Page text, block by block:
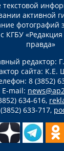
текстовой
активной
фотографий
КГБУ
правда»
редактор:
сайта:
8 (3852)
E-mail:
634-616,
633-717,